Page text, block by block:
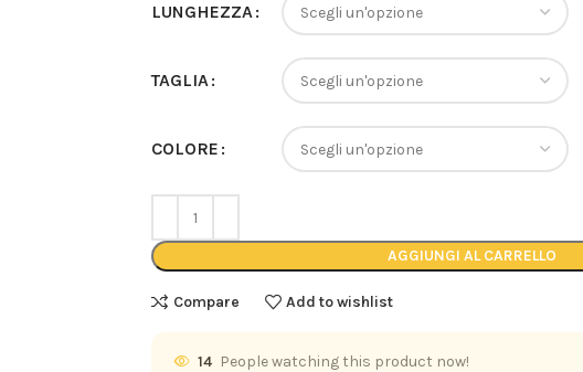
LUNGHEZZA
TAGLIA
COLORE
AGGIUNGI AL CARRELLO
Compare Add to wishlist
14 People watching this product now!